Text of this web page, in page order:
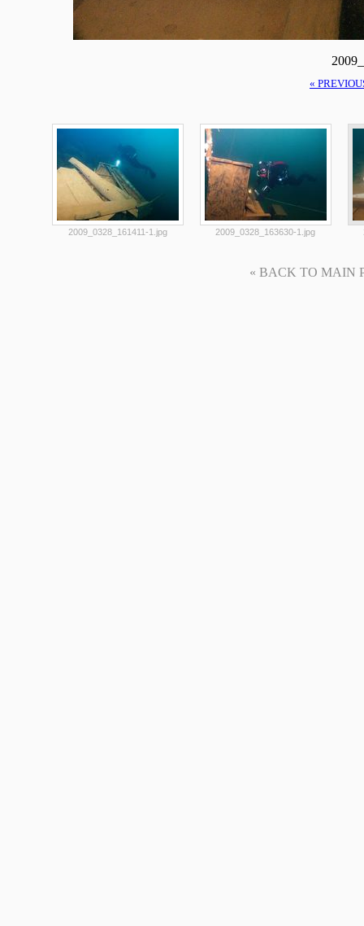
«
2009_0328_161411-1.jpg 2009_0328_163630-1.jpg
« BACK TO MAIN